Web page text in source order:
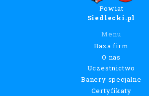
Powiat
Siedlecki.pl
Menu
Baza firm
O nas
Uczestnictwo
Banery specjalne
Certyfikaty